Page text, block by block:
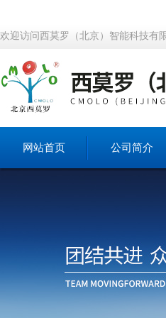
欢迎访问西莫罗（北京）智能科技有
网站首页 公司简介